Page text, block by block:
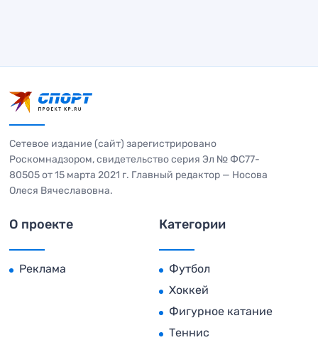
Сетевое издание (сайт) зарегистрировано
Роскомнадзором, свидетельство серия Эл № ФС77-
80505 от 15 марта 2021 г. Главный редактор — Носова
Олеся Вячеславовна.
О проекте
Реклама
Категории
Футбол
Хоккей
Фигурное катание
Теннис